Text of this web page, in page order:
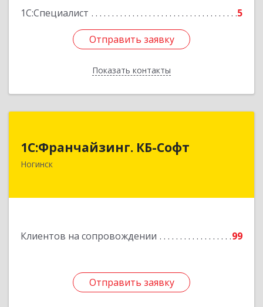
1С:Специалист
5
Отправить заявку
Показать контакты
Отправить заявку
Назад
1С:Франчайзинг. КБ-Софт
Ногинск
Клиентов на сопровождении 99
Отправить заявку
142400, Московская обл, г.о Богородский,
Ногинск г, Индустриальная ул, Здание № 41В,
Отправить заявку